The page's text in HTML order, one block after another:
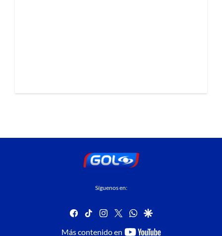
Síguenos en:
facebook
tiktok instagram
twitterwhatsapp
google
Más contenido en
youtube-